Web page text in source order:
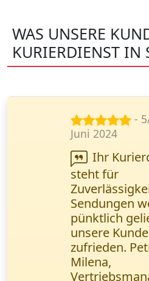
WAS UNSERE
KURIERDIENST IN
-
Jan. 2025
Ich
dringend
verschicken.
Wanderfalke
sie in 2
Bestätigung
Absolute